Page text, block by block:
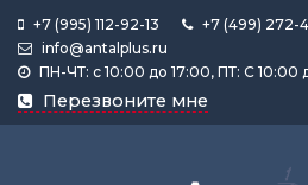
+7 (995) 112-92-13
+7 (499) 272-
info@antalplus.ru
ПН-ЧТ: с 10:00 до 17:00, ПТ: С 10:00
Перезвоните мне
Каталог
продукции